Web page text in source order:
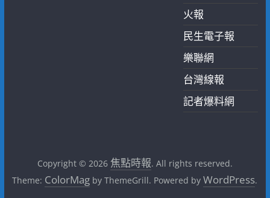
火報
民生電子報
樂聯網
台灣線報
記者爆料網
Copyright © 2026 焦點時報. All rights reserved.
Theme: ColorMag by ThemeGrill. Powered byWordPress.